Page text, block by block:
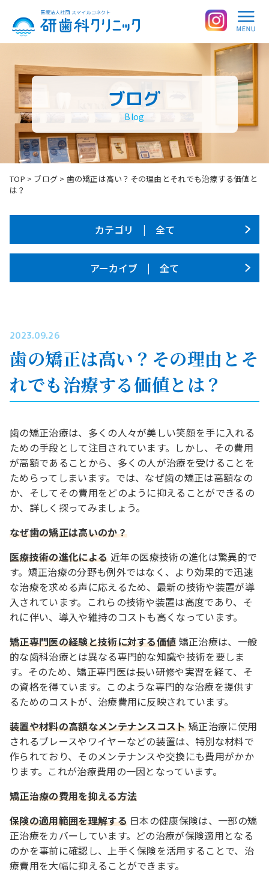
ブログ
Blog
TOP > ブログ > 歯の矯正は高い？その理由とそれでも治療する価値と
は？
カテゴリ | 全て
アーカイブ | 全て
2023.09.26
歯の矯正は高い？その理由とそ
れでも治療する価値とは？
歯の矯正治療は、多くの人々が美しい笑顔を手に入れる
ための手段として注目されています。しかし、その費用
が高額であることから、多くの人が治療を受けることを
ためらってしまいます。では、なぜ歯の矯正は高額なの
か、そしてその費用をどのように抑えることができるの
か、詳しく探ってみましょう。
なぜ歯の矯正は高いのか？
医療技術の進化による 近年の医療技術の進化は驚異的で
す。矯正治療の分野も例外ではなく、より効果的で迅速
な治療を求める声に応えるため、最新の技術や装置が導
入されています。これらの技術や装置は高度であり、そ
れに伴い、導入や維持のコストも高くなっています。
矯正専門医の経験と技術に対する価値 矯正治療は、一般
的な歯科治療とは異なる専門的な知識や技術を要しま
す。そのため、矯正専門医は長い研修や実習を経て、そ
の資格を得ています。このような専門的な治療を提供す
るためのコストが、治療費用に反映されています。
装置や材料の高額なメンテナンスコスト矯正治療に使用
されるブレースやワイヤーなどの装置は、特別な材料で
作られており、そのメンテナンスや交換にも費用がかか
ります。これが治療費用の一因となっています。
矯正治療の費用を抑える方法
保険の適用範囲を理解する日本の健康保険は、一部の矯
正治療をカバーしています。どの治療が保険適用となる
のかを事前に確認し、上手く保険を活用することで、治
療費用を大幅に抑えることができます。